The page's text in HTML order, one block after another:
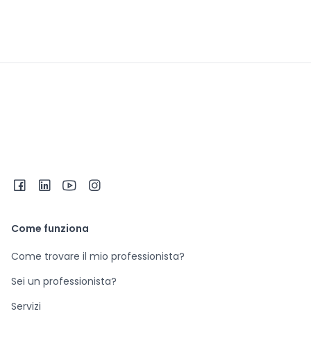
Come funziona
Come trovare il mio professionista?
Sei un professionista?
Servizi